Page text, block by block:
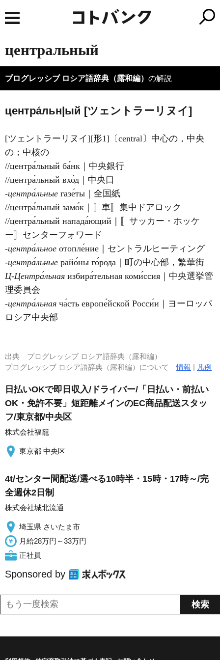
центральный
プログレッシブ ロシア語辞典（露和編） の解説
центра́льн|ый [ツェントラーリヌイ]
[ツェントラーリヌイ][形1]〔central〕中心の，中央
の；中核の
//центра́льный ба́нк｜中央銀行
//центра́льный вхо́д｜中央口
‐центра́льные газе́ты｜全国紙
//центра́льный замо́к｜〚車〛集中ドアロック
//центра́льный напада́ющий｜〚サッカー・ホッケ
ー〛センターフォワード
‐центра́льное отопле́ние｜セントラルヒーティング
‐центра́льные райо́ны го́рода｜町の中心部，繁華街
Ц‐Центра́льная избира́тельная коми́ссия｜中央選挙管
理委員会
‐центра́льная ча́сть европе́йской Росси́и｜ヨーロッパ
ロシア中央部
出典 プログレッシブ ロシア語辞典（露和編）
プログレッシブ ロシア語辞典（露和編）について情報 | 凡例
日払いOKで即日収入/ドライバー/「日払い・前払い
OK・免許不要」短距離メインのEC商品配送スタッ
フ/東京都/中央区
株式会社福籠
東京都 中央区
4t/センター間配送/選べる10時半・15時・17時～/完
全週休2日制
株式会社城北流通
埼玉県 さいたま市
月給28万円～33万円
正社員
Sponsored by